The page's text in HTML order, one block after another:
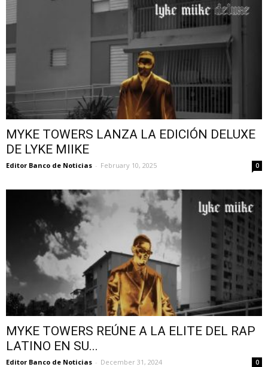
MYKE TOWERS LANZA LA EDICIÓN DELUXE
DE LYKE MIIKE
Editor Banco de Noticias - February 10, 2025 0
MYKE TOWERS REÚNE A LA ELITE DEL RAP
LATINO EN SU...
Editor Banco de Noticias - December 31, 2024 0